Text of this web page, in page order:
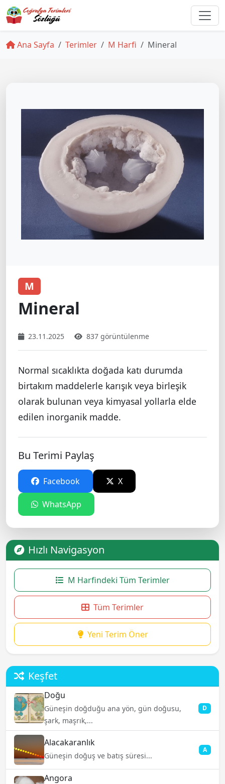
Ana Sayfa Terimler M Harfi Mineral
M
Mineral
23.11.2025 837 görüntülenme
Normal sıcaklıkta doğada katı durumda
birtakım maddelerle karışık veya birleşik
olarak bulunan veya kimyasal yollarla elde
edilen inorganik madde.
Bu Terimi Paylaş
Facebook X
WhatsApp
Hızlı Navigasyon
M Harfindeki Tüm Terimler
Tüm Terimler
Yeni Terim Öner
Keşfet
Doğu
Güneşin doğduğu ana yön, gün doğusu,
şark, maşrık,...
D
Alacakaranlık
Güneşin doğuş ve batış süresi...
A
Angora